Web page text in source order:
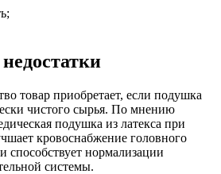
товар приобретает, если подушка
чистого сырья. По мнению
подушка из латекса при
кровоснабжение головного
способствует нормализации
системы.